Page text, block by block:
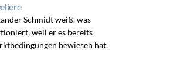
Schmidt weiß, was
weil er es bereits
bewiesen hat.